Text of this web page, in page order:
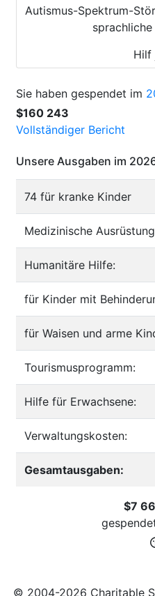
Autismus-Spektrum-
Hilf
Sie haben gespendet im
$160 243
Vollständiger Bericht
Unsere Ausgaben im
74 für kranke Kinder
Medizinische
Humanitäre Hilfe:
für Kinder mit
für Waisen und arme
Tourismusprogramm:
Hilfe für Erwachsene:
Verwaltungskosten:
Gesamtausgaben:
$7
© 2004-2026 Charitable